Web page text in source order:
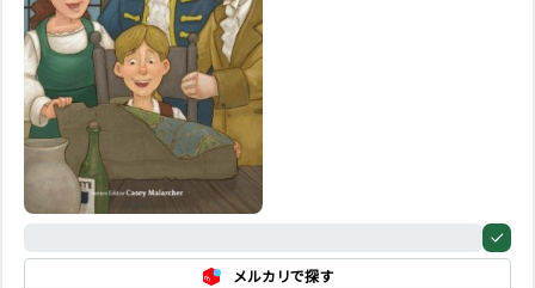
メルカリで探す